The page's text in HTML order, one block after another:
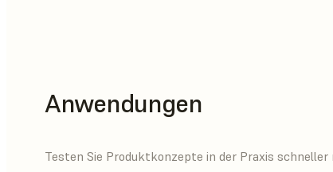
Anwendungen
Testen Sie Produktkonzepte in der Praxis